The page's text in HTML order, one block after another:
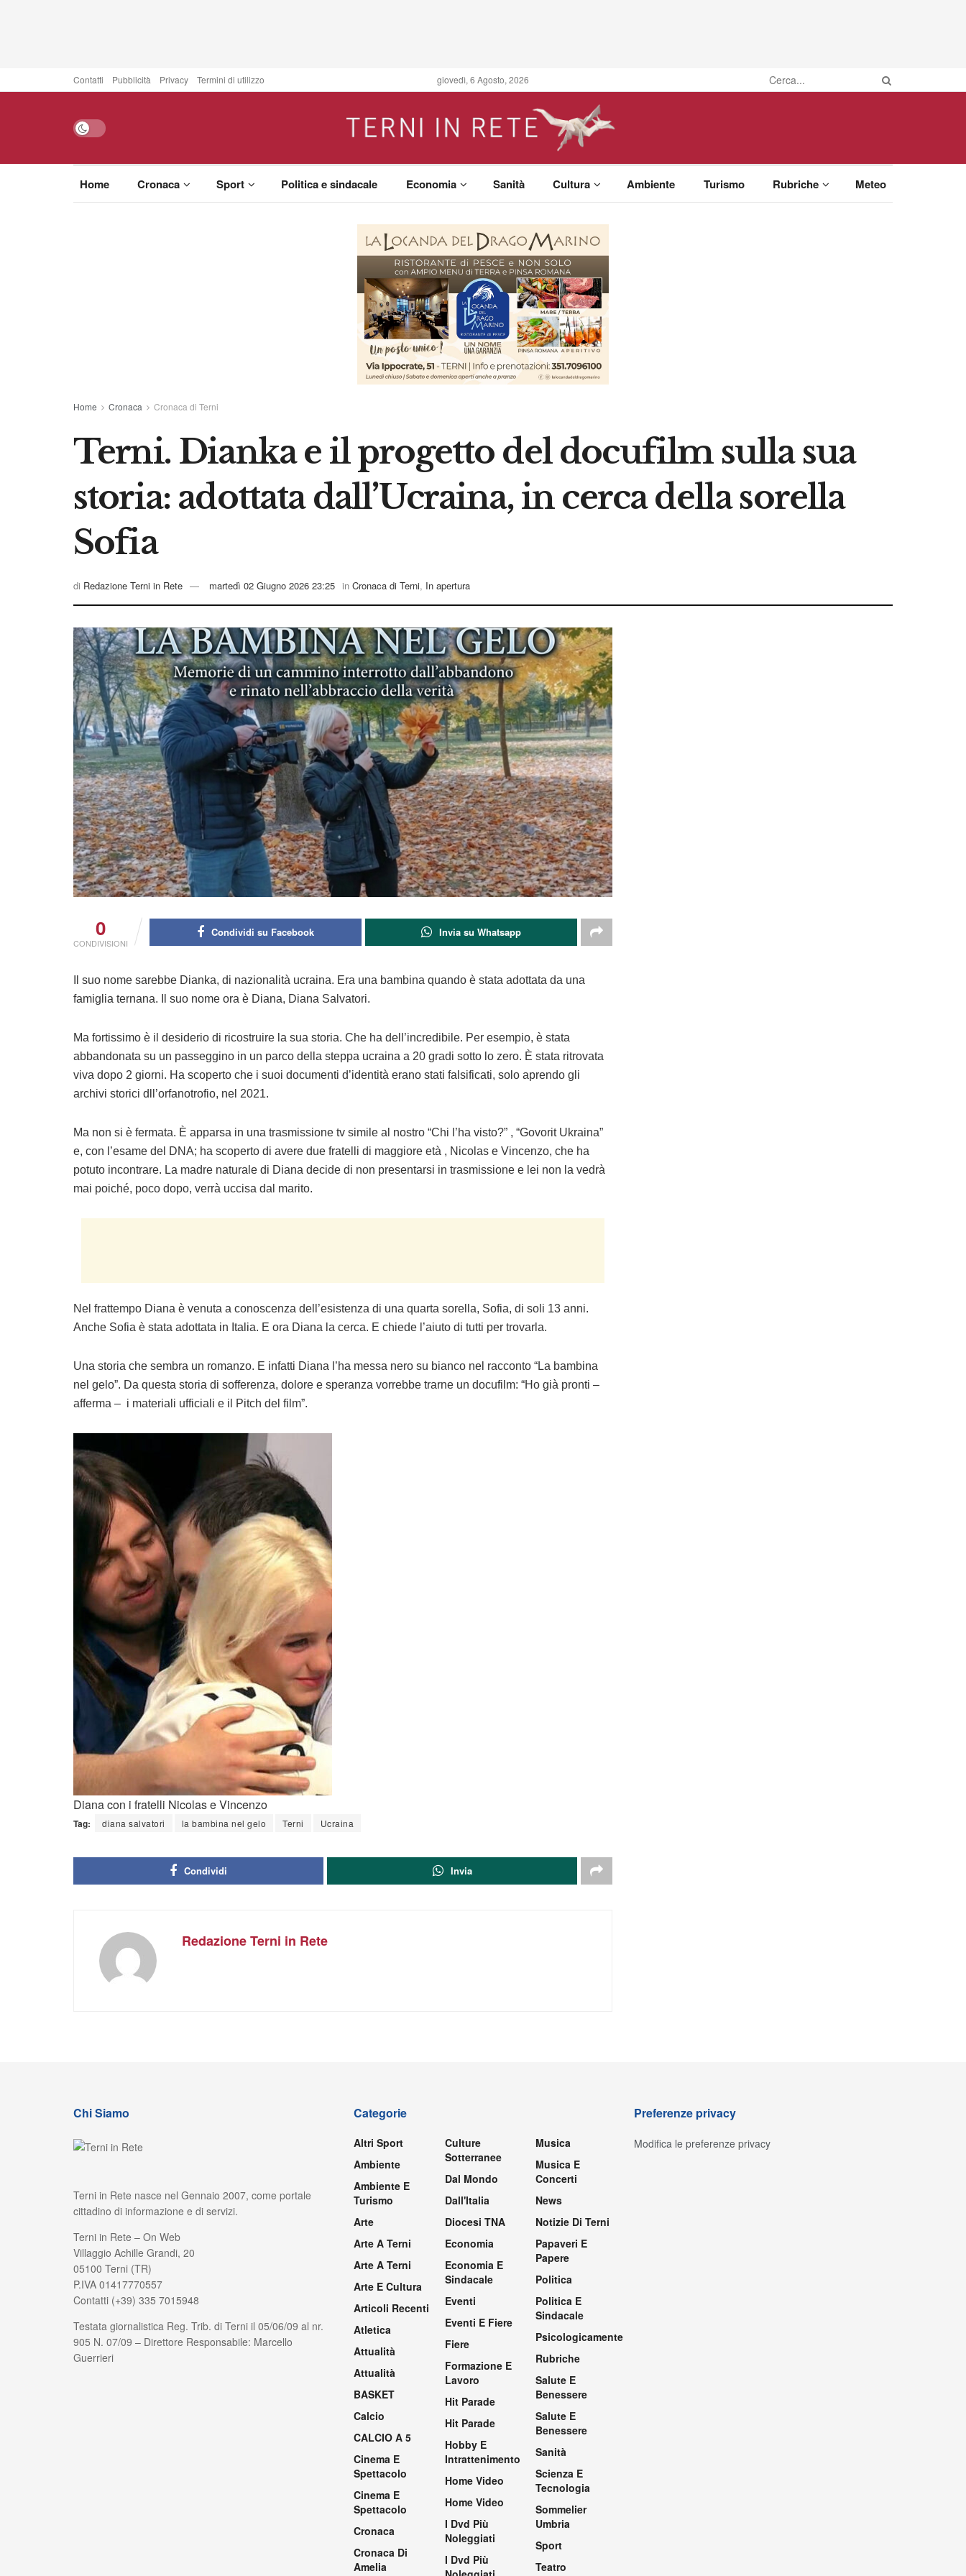
Contatti Pubblicità Privacy Termini di utilizzo giovedì, 6 Agosto, 2026
Home Cronaca Sport Politica e sindacale Economia Sanità Cultura Ambiente Turismo Rubriche Meteo
Home Cronaca Cronaca di Terni
Terni. Dianka e il progetto del docufilm sulla sua
storia: adottata dall’Ucraina, in cerca della sorella
Sofia
di Redazione Terni in Rete martedì 02 Giugno 2026 23:25 in Cronaca di Terni, In apertura
0
CONDIVISIONI
Condividi su Facebook Invia su Whatsapp
Il suo nome sarebbe Dianka, di nazionalità ucraina. Era una bambina quando è stata adottata da una
famiglia ternana. Il suo nome ora è Diana, Diana Salvatori.
Ma fortissimo è il desiderio di ricostruire la sua storia. Che ha dell’incredibile. Per esempio, è stata
abbandonata su un passeggino in un parco della steppa ucraina a 20 gradi sotto lo zero. È stata ritrovata
viva dopo 2 giorni. Ha scoperto che i suoi documenti d’identità erano stati falsificati, solo aprendo gli
archivi storici dll’orfanotrofio, nel 2021.
Ma non si è fermata. È apparsa in una trasmissione tv simile al nostro “Chi l’ha visto?” , “Govorit Ukraina”
e, con l’esame del DNA; ha scoperto di avere due fratelli di maggiore età , Nicolas e Vincenzo, che ha
potuto incontrare. La madre naturale di Diana decide di non presentarsi in trasmissione e lei non la vedrà
mai poiché, poco dopo, verrà uccisa dal marito.
Nel frattempo Diana è venuta a conoscenza dell’esistenza di una quarta sorella, Sofia, di soli 13 anni.
Anche Sofia è stata adottata in Italia. E ora Diana la cerca. E chiede l’aiuto di tutti per trovarla.
Una storia che sembra un romanzo. E infatti Diana l’ha messa nero su bianco nel racconto “La bambina
nel gelo”. Da questa storia di sofferenza, dolore e speranza vorrebbe trarne un docufilm: “Ho già pronti –
afferma – i materiali ufficiali e il Pitch del film”.
Diana con i fratelli Nicolas e Vincenzo
Tag: diana salvatori la bambina nel gelo Terni Ucraina
Condividi Invia
Redazione Terni in Rete
Chi Siamo
Terni in Rete nasce nel Gennaio 2007, come portale
cittadino di informazione e di servizi.
Terni in Rete – On Web
Villaggio Achille Grandi, 20
05100 Terni (TR)
P.IVA 01417770557
Contatti (+39) 335 7015948
Testata giornalistica Reg. Trib. di Terni il 05/06/09 al nr.
905 N. 07/09 – Direttore Responsabile: Marcello
Guerrieri
Categorie
Altri Sport
Ambiente
Ambiente E
Turismo
Arte
Arte A Terni
Arte A Terni
Arte E Cultura
Articoli Recenti
Atletica
Attualità
Attualità
BASKET
Calcio
CALCIO A 5
Cinema E
Spettacolo
Cinema E
Spettacolo
Cronaca
Cronaca Di
Amelia
Culture
Sotterranee
Dal Mondo
Dall'Italia
Diocesi TNA
Economia
Economia E
Sindacale
Eventi
Eventi E Fiere
Fiere
Formazione E
Lavoro
Hit Parade
Hit Parade
Hobby E
Intrattenimento
Home Video
Home Video
I Dvd Più
Noleggiati
I Dvd Più
Musica
Musica E
Concerti
News
Notizie Di Terni
Papaveri E
Papere
Politica
Politica E
Sindacale
Psicologicamente
Rubriche
Salute E
Benessere
Salute E
Benessere
Sanità
Scienza E
Tecnologia
Sommelier
Umbria
Sport
Teatro
Preferenze privacy
Modifica le preferenze privacy